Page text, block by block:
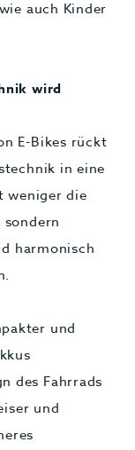
auch Kinder
wird
E-Bikes rückt
in eine
weniger die
harmonisch
und
des Fahrrads
und